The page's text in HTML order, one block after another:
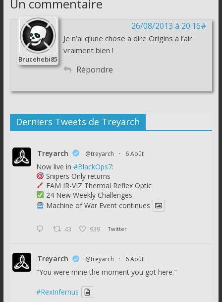
Un commentaire
26/08/2013 à 20:16#
Brucehebi85
Je n’ai q’une chose a dire Origins a l’air
vraiment bien !
Répondre
Derniers Tweets de Treyarch
Treyarch @treyarch · 6 Août
Now live in #BlackOps7:
Snipers Only returns
EAM IR-VIZ Thermal Reflex Optic
24 New Weekly Challenges
Machine of War Event continues
43 939 Twitter
Treyarch @treyarch · 6 Août
"You were mine the moment you got here."
#RexInfernus